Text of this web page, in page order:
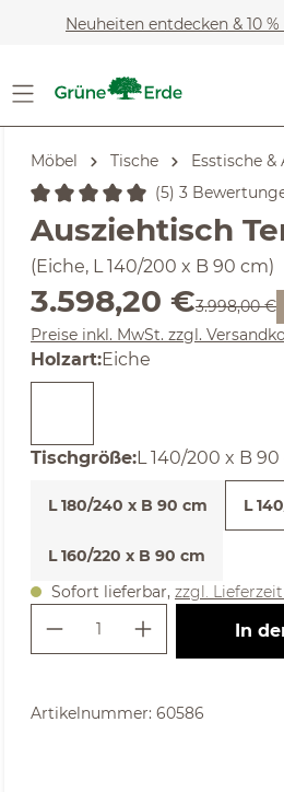
Zum Hauptinhalt springen
Neuheiten entdecken & 10
Möbel Tische Esstische &
Durchschnittliche Bewertung
(5) 3
Ausziehtisch
(Eiche, L 140/200 x B 90 cm)
Verkaufspreis:
3.598,20 €Regulärer
3.998,00 €
Preise inkl. MwSt. zzgl.
Holzartauswählen
:Eiche
Tischgrößeauswählen
:L 140/200 x B
L 180/240 x B 90 cm L
L 160/220 x B 90 cm
Sofort lieferbar, zzgl.
Produkt Anzahl:In
Artikelnummer: 60586